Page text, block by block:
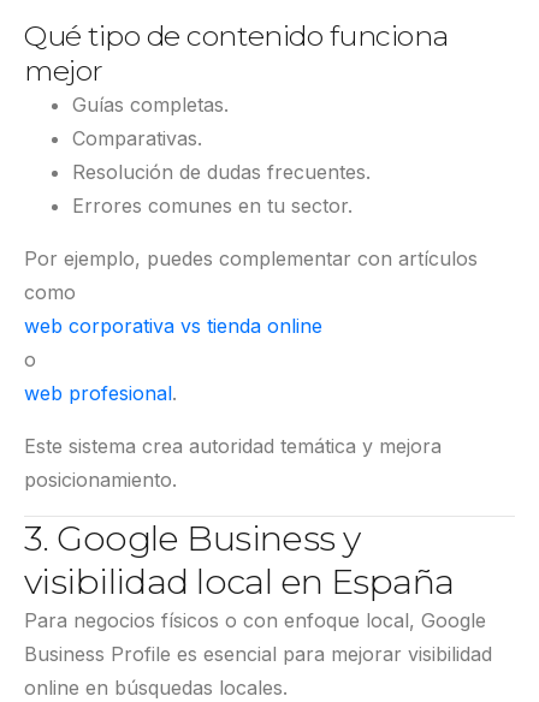
Qué tipo de contenido funciona
mejor
Guías completas.
Comparativas.
Resolución de dudas frecuentes.
Errores comunes en tu sector.
Por ejemplo, puedes complementar con artículos
como
web corporativa vs tienda online
o
web profesional.
Este sistema crea autoridad temática y mejora
posicionamiento.
3. Google Business y
visibilidad local en España
Para negocios físicos o con enfoque local, Google
Business Profile es esencial para mejorar visibilidad
online en búsquedas locales.